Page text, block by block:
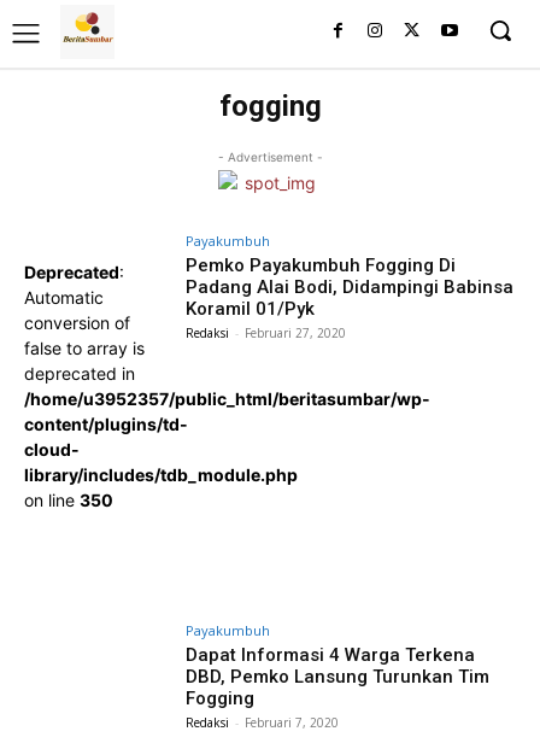
fogging
- Advertisement -
Deprecated:
Automatic
conversion of
false to array is
deprecated in
/home/u3952357/public_html/beritasumbar/wp-
content/plugins/td-
cloud-
library/includes/tdb_module.php
on line 350
Payakumbuh
Pemko Payakumbuh Fogging Di
Padang Alai Bodi, Didampingi Babinsa
Koramil 01/Pyk
Redaksi - Februari 27, 2020
Payakumbuh
Dapat Informasi 4 Warga Terkena
DBD, Pemko Lansung Turunkan Tim
Fogging
Redaksi - Februari 7, 2020